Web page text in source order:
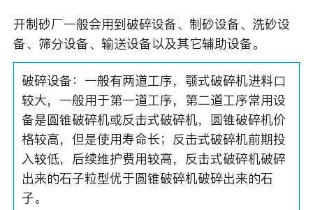
开制砂厂一般会用到破碎设备、制砂设备、洗砂设
备、筛分设备、输送设备以及其它辅助设备。
破碎设备：一般有两道工序，颚式破碎机进料口
较大，一般用于第一道工序，第二道工序常用设
备是圆锥破碎机或反击式破碎机，圆锥破碎机价
格较高，但是使用寿命长；反击式破碎机前期投
入较低，后续维护费用较高，反击式破碎机破碎
出来的石子粒型优于圆锥破碎机破碎出来的石
子。